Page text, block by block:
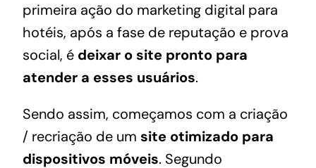
primeira ação do marketing digital para
hotéis, após a fase de reputação e prova
social, é deixar o site pronto para
atender a esses usuários.
Sendo assim, começamos com a criação
/ recriação de um site otimizado para
dispositivos móveis. Segundo